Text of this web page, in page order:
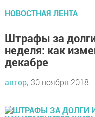
НОВОСТНАЯ ЛЕНТА
Штрафы за
неделя: как
декабре
автор, 30 ноября 2018 -